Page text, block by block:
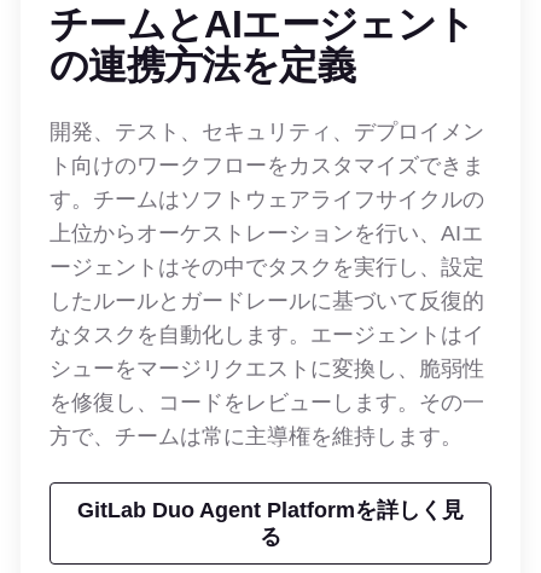
チームとAIエージェント
の連携方法を定義
開発、テスト、セキュリティ、デプロイメン
ト向けのワークフローをカスタマイズできま
す。チームはソフトウェアライフサイクルの
上位からオーケストレーションを行い、AIエ
ージェントはその中でタスクを実行し、設定
したルールとガードレールに基づいて反復的
なタスクを自動化します。エージェントはイ
シューをマージリクエストに変換し、脆弱性
を修復し、コードをレビューします。その一
方で、チームは常に主導権を維持します。
GitLab Duo Agent Platformを詳しく見
る